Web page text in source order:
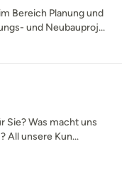
Bereich Planung und
und Neubauproj...
Sie? Was macht uns
All unsere Kun...